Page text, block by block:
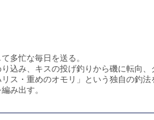
多忙な毎日を送る。
込み、キスの投げ釣りから磯に転向、
ス・重めのオモリ」という独自の釣法
み出す。